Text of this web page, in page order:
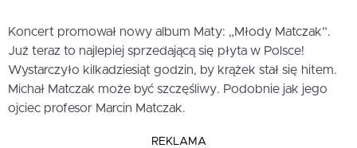
Koncert promował nowy album Maty: „Młody Matczak”.
Już teraz to najlepiej sprzedającą się płyta w Polsce!
Wystarczyło kilkadziesiąt godzin, by krążek stał się hitem.
Michał Matczak może być szczęśliwy. Podobnie jak jego
ojciec profesor Marcin Matczak.
REKLAMA